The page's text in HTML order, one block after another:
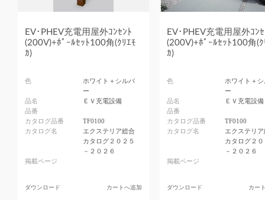
EV･PHEV充電用屋外ｺﾝｾﾝﾄ
(200V)+ﾎﾟｰﾙｾｯﾄ100角(ｸﾘｴﾓ
ｶ)
色
ホワイト＋シルバ
ー
品名
ＥＶ充電設備
品番
カタログ品番
TF0100
カタログ名
エクステリア総合
カタログ２０２５
－２０２６
掲載ページ
ダウンロード カートへ追加
EV･PHEV充電用屋外ｺﾝ
(200V)+ﾎﾟｰﾙｾｯﾄ100角(ｸ
ｶ)
色
ホワイト＋
ー
品名
ＥＶ充電設備
品番
カタログ品番
TF0100
カタログ名
エクステリ
カタログ２
－２０２６
掲載ページ
ダウンロード カー